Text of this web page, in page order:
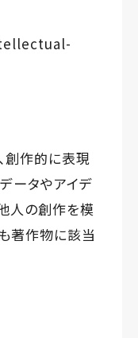
創作的に表現
ータやアイデ
人の創作を模
著作物に該当